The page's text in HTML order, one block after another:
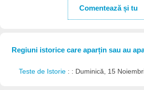
Comentează și tu
Regiuni istorice care aparțin sau au
Teste de Istorie : : Duminică, 15